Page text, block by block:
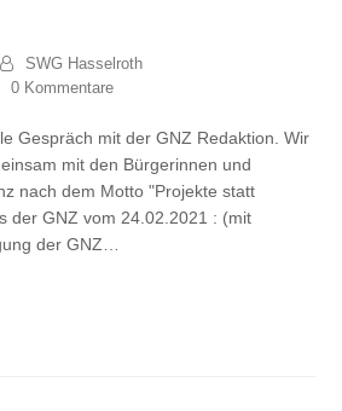
SWG Hasselroth
0 Kommentare
Gespräch mit der GNZ Redaktion. Wir
mit den Bürgerinnen und
nach dem Motto "Projekte statt
der GNZ vom 24.02.2021 : (mit
der GNZ…